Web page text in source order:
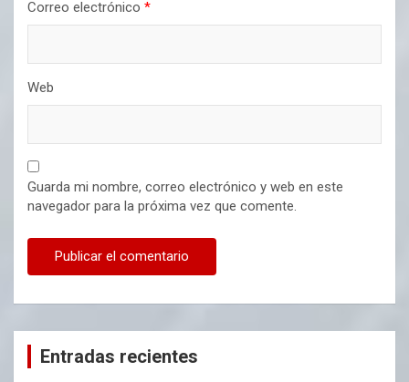
Correo electrónico *
Web
Guarda mi nombre, correo electrónico y web en este
navegador para la próxima vez que comente.
Entradas recientes